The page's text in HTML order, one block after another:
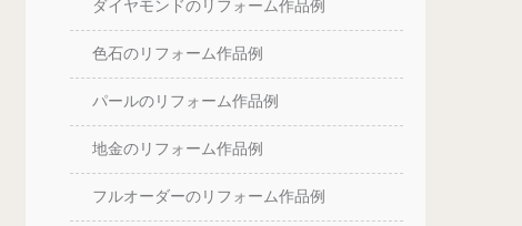
ダイヤモンドのリフォーム作品例
色石のリフォーム作品例
パールのリフォーム作品例
地金のリフォーム作品例
フルオーダーのリフォーム作品例